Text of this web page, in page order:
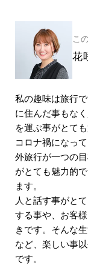
こ
花
私の趣味は旅行
に住んだ事もな
を運ぶ事がとても
コロナ禍になっ
外旅行が一つの
がとても魅力的
ます。
人と話す事がと
する事や、お客
きです。そんな
など、楽しい事
です。